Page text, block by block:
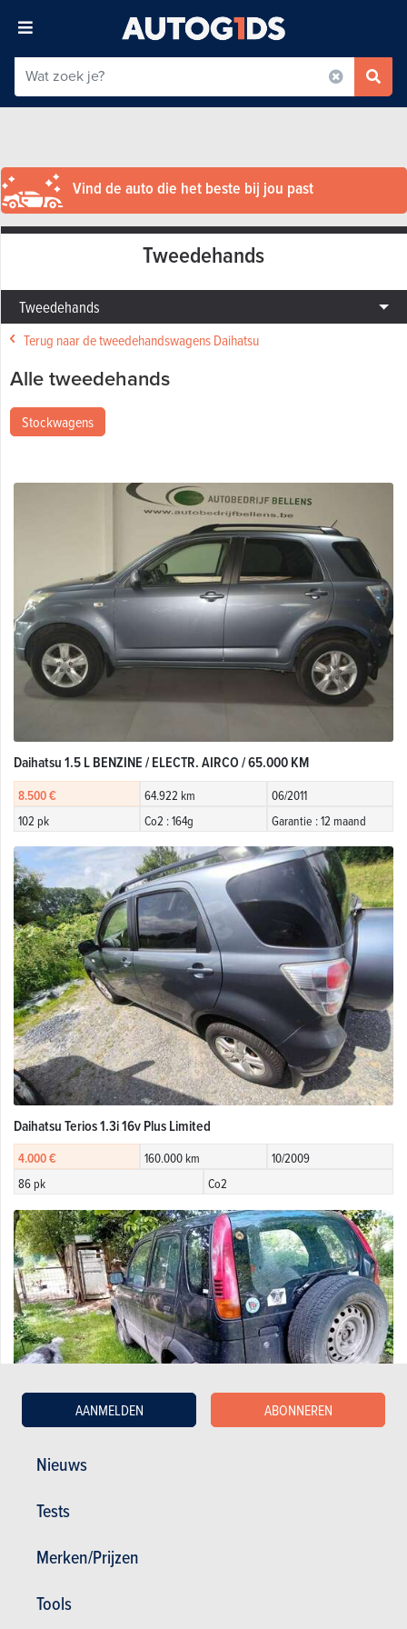
Nieuws
Tests
Merken/Prijzen
Tools
AANMELDEN ABONNEREN
Vind de auto die het beste bij jou past
Tweedehands
Tweedehands
Terug naar de tweedehandswagens Daihatsu
Alle tweedehands
Stockwagens
Daihatsu 1.5 L BENZINE / ELECTR. AIRCO / 65.000 KM
8.500 € 64.922 km
06/2011
102 pk
Co2 : 164g Garantie : 12 maand
Daihatsu Terios 1.3i 16v Plus Limited
4.000 € 160.000 km
10/2009
86 pk
Co2
2.000 €
83 pk